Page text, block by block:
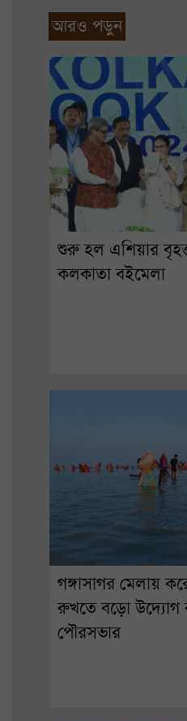
আরও পড়ুন
শুরু হল এশিয়ার
কলকাতা বইমেলা
গঙ্গাসাগর মেলায়
রুখতে বড়ো উদ্যোগ
পৌরসভার